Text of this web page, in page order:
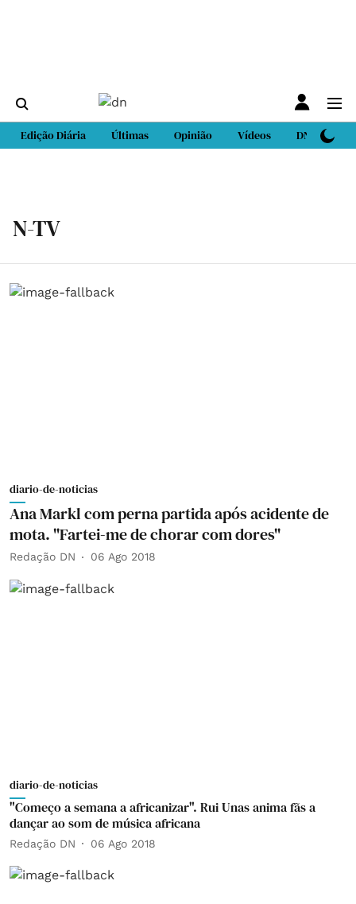
Edição Diária Últimas Opinião Vídeos DN Sport
N-TV
diario-de-noticias
Ana Markl com perna partida após acidente de
mota. "Fartei-me de chorar com dores"
Redação DN 06 Ago 2018
diario-de-noticias
"Começo a semana a africanizar". Rui Unas anima fãs a
dançar ao som de música africana
Redação DN 06 Ago 2018